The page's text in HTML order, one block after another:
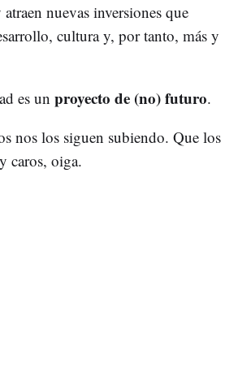
atraen nuevas inversiones que
cultura y, por tanto, más y
es un proyecto de (no) futuro.
nos los siguen subiendo. Que los
caros, oiga.